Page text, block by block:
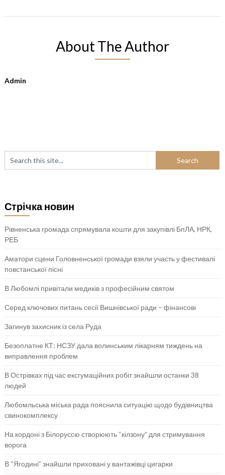
About The Author
Admin
Стрічка новин
Рівненська громада спрямувала кошти для закупівлі БпЛА, НРК,
РЕБ
Аматори сцени Головненської громади взяли участь у фестивалі
повстанської пісні
В Любомлі привітали медиків з професійним святом
Серед ключових питань сесії Вишнівської ради – фінансові
Загинув захисник із села Руда
Безоплатне КТ: НСЗУ дала волинським лікарням тиждень на
виправлення проблем
В Острівках під час ексгумаційних робіт знайшли останки 38
людей
Любомльська міська рада пояснила ситуацію щодо будівництва
свинокомплексу
На кордоні з Білоруссю створюють “кілзону” для стримування
ворога
В “Ягодині” знайшли приховані у вантажівці цигарки